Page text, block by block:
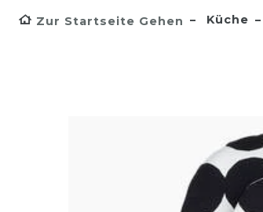
Zur Startseite Gehen Küche